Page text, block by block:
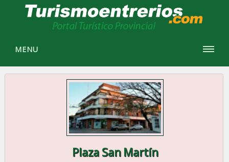
MENU
Plaza San Martín